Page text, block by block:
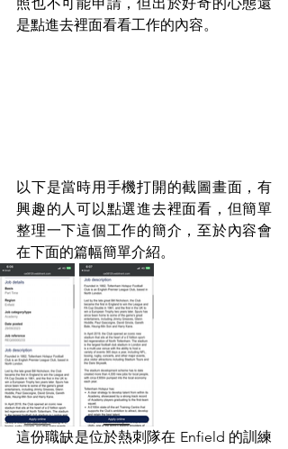
是點進去裡面看看工作的內容。
以下是當時用手機打開的截圖畫面，有
興趣的人可以點選進去裡面看，但簡單
整理一下這個工作的簡介，至於內容會
在下面的篇幅簡單介紹。
這份職缺是位於熱刺隊在 Enfield 的訓練